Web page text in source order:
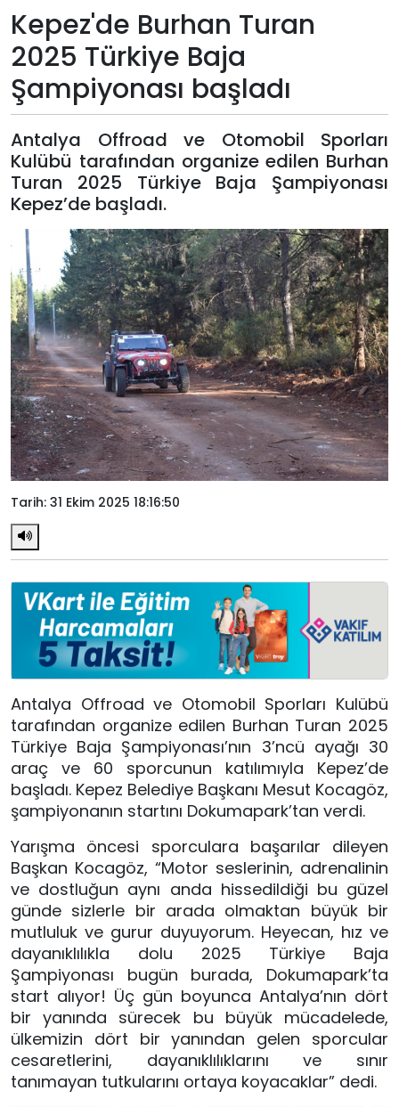
Künye
Giriş
Yap
Kepez'de Burhan Turan
2025 Türkiye Baja
Şampiyonası başladı
Antalya Offroad ve Otomobil Sporları
Kulübü tarafından organize edilen Burhan
Turan 2025 Türkiye Baja Şampiyonası
Kepez’de başladı.
Tarih: 31 Ekim 2025 18:16:50
Antalya Offroad ve Otomobil Sporları Kulübü
tarafından organize edilen Burhan Turan 2025
Türkiye Baja Şampiyonası’nın 3’ncü ayağı 30
araç ve 60 sporcunun katılımıyla Kepez’de
başladı. Kepez Belediye Başkanı Mesut Kocagöz,
şampiyonanın startını Dokumapark’tan verdi.
Yarışma öncesi sporculara başarılar dileyen
Başkan Kocagöz, “Motor seslerinin, adrenalinin
ve dostluğun aynı anda hissedildiği bu güzel
günde sizlerle bir arada olmaktan büyük bir
mutluluk ve gurur duyuyorum. Heyecan, hız ve
dayanıklılıkla dolu 2025 Türkiye Baja
Şampiyonası bugün burada, Dokumapark’ta
start alıyor! Üç gün boyunca Antalya’nın dört
bir yanında sürecek bu büyük mücadelede,
ülkemizin dört bir yanından gelen sporcular
cesaretlerini, dayanıklılıklarını ve sınır
tanımayan tutkularını ortaya koyacaklar” dedi.